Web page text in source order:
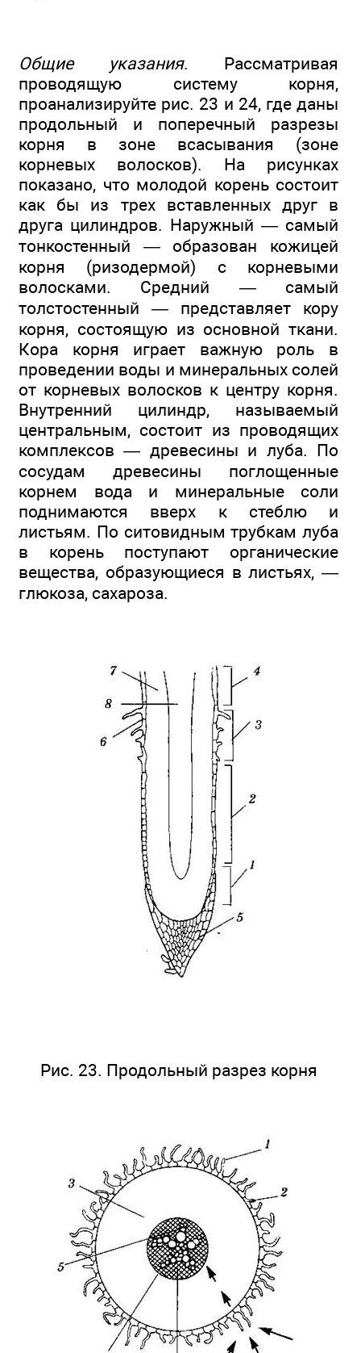
Общие указания. Рассматривая
проводящую систему корня,
проанализируйте рис. 23 и 24, где даны
продольный и поперечный разрезы
корня в зоне всасывания (зоне
корневых волосков). На рисунках
показано, что молодой корень состоит
как бы из трех вставленных друг в
друга цилиндров. Наружный — самый
тонкостенный — образован кожицей
корня (ризодермой) с корневыми
волосками. Средний — самый
толстостенный — представляет кору
корня, состоящую из основной ткани.
Кора корня играет важную роль в
проведении воды и минеральных солей
от корневых волосков к центру корня.
Внутренний цилиндр, называемый
центральным, состоит из проводящих
комплексов — древесины и луба. По
сосудам древесины поглощенные
корнем вода и минеральные соли
поднимаются вверх к стеблю и
листьям. По ситовидным трубкам луба
в корень поступают органические
вещества, образующиеся в листьях, —
глюкоза, сахароза.
Рис. 23. Продольный разрез корня